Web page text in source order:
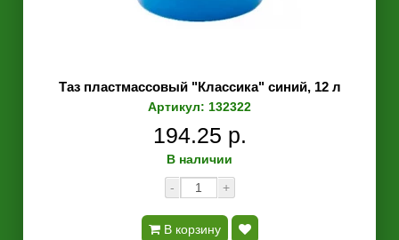
Таз пластмассовый "Классика" синий, 12 л
Артикул: 132322
194.25 р.
В наличии
-
+
В корзину